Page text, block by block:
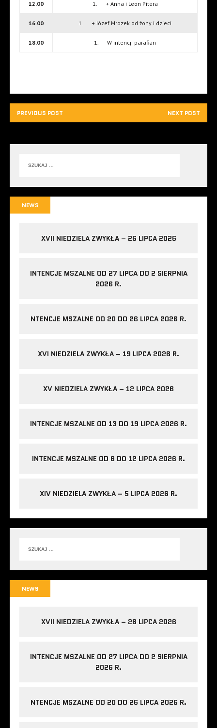
12.00 1. + Anna i Leon Pitera
16.00 1. + Józef Mrozek od żony i dzieci
18.00 1. W intencji parafian
PREVIOUS POST NEXT POST
NEWS
XVII NIEDZIELA ZWYKŁA – 26 LIPCA 2026
INTENCJE MSZALNE OD 27 LIPCA DO 2 SIERPNIA
2026 R.
NTENCJE MSZALNE OD 20 DO 26 LIPCA 2026 R.
XVI NIEDZIELA ZWYKŁA – 19 LIPCA 2026 R.
XV NIEDZIELA ZWYKŁA – 12 LIPCA 2026
INTENCJE MSZALNE OD 13 DO 19 LIPCA 2026 R.
INTENCJE MSZALNE OD 6 DO 12 LIPCA 2026 R.
XIV NIEDZIELA ZWYKŁA – 5 LIPCA 2026 R.
NEWS
XVII NIEDZIELA ZWYKŁA – 26 LIPCA 2026
INTENCJE MSZALNE OD 27 LIPCA DO 2 SIERPNIA
2026 R.
NTENCJE MSZALNE OD 20 DO 26 LIPCA 2026 R.